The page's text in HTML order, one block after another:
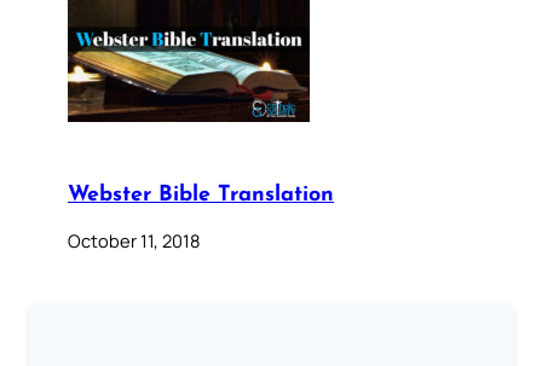
Webster Bible Translation
October 11, 2018